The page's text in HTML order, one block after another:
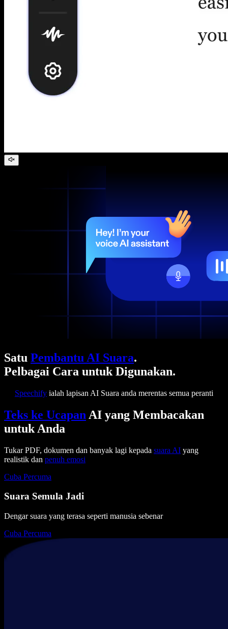
Satu Pembantu AI Suara.
Pelbagai Cara untuk Digunakan.
Speechify ialah lapisan AI Suara anda merentas semua peranti
Teks ke Ucapan AI yang Membacakan
untuk Anda
Tukar PDF, dokumen dan banyak lagi kepada suara AI yang
realistik dan penuh emosi
Cuba Percuma
Suara Semula Jadi
Dengar suara yang terasa seperti manusia sebenar
Cuba Percuma